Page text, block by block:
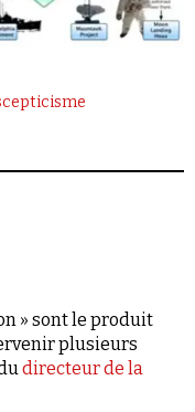
» sont le produit
plusieurs
directeur de la